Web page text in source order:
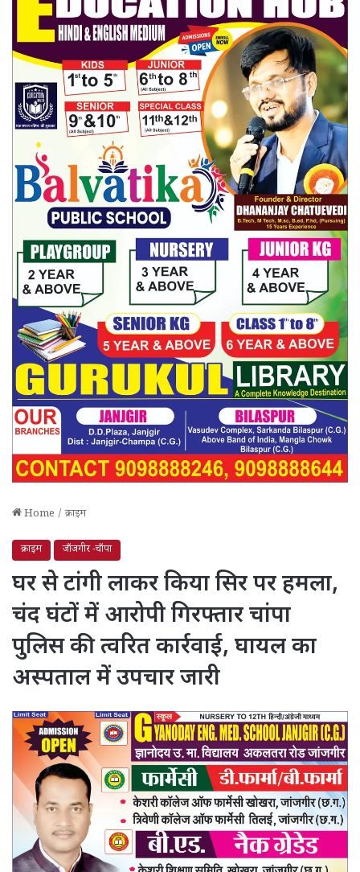
Home / क्राइम
क्राइम जाँजगीर -चाँपा
घर से टांगी लाकर किया सिर पर हमला,
चंद घंटों में आरोपी गिरफ्तार चांपा
पुलिस की त्वरित कार्रवाई, घायल का
अस्पताल में उपचार जारी